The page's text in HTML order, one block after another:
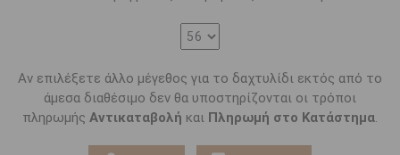
Αν επιλέξετε άλλο μέγεθος για το δαχτυλίδι εκτός από το
άμεσα διαθέσιμο δεν θα υποστηρίζονται οι τρόποι
πληρωμής Αντικαταβολή και Πληρωμή στο Κατάστημα.